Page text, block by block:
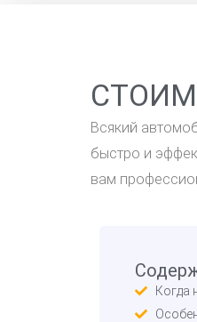
Всякий
быстро и
вам
Когда